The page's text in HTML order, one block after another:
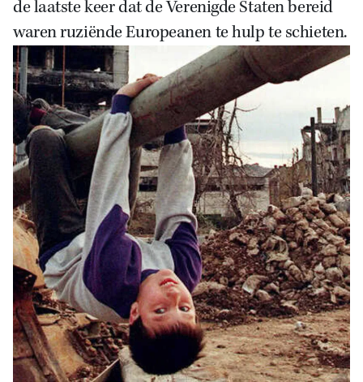
Zoek
de laatste keer dat de Verenigde Staten bereid
waren ruziënde Europeanen te hulp te schieten.